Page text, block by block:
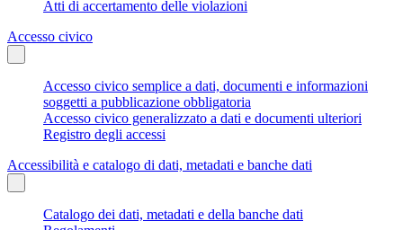
Atti di accertamento delle violazioni
Accesso civico
Accesso civico semplice a dati, documenti e informazioni
soggetti a pubblicazione obbligatoria
Accesso civico generalizzato a dati e documenti ulteriori
Registro degli accessi
Accessibilità e catalogo di dati, metadati e banche dati
Catalogo dei dati, metadati e della banche dati